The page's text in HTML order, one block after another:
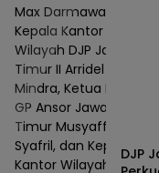
Max Darmawan,
Kepala Kantor
Wilayah DJP Jawa
Timur II Arridel
Mindra, Ketua PW
GP Ansor Jawa
Timur Musyaffa'
Syafril, dan Kepala
Kantor Wilayah
DJP